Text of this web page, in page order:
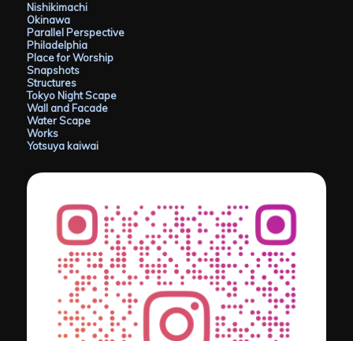
Nishikimachi
Okinawa
Parallel Perspective
Philadelphia
Place for Worship
Snapshots
Structures
Tokyo Night Scape
Wall and Facade
Water Scape
Works
Yotsuya kaiwai